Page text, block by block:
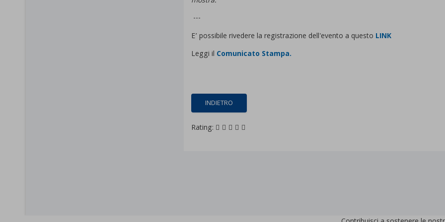
---
E’ possibile rivedere la registrazione dell'evento a questo LINK
Leggi il Comunicato Stampa.
INDIETRO
Rating: